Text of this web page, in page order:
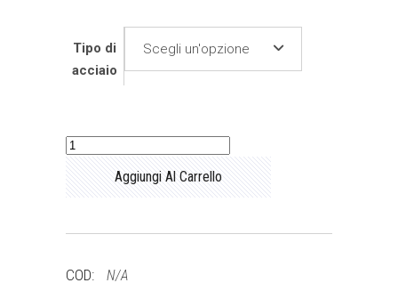
PREZZO:
Tipo di
acciaio
Scegli un'opzione
Kit
pneumatico
Ø
quantità
Aggiungi Al Carrello
COD: N/A